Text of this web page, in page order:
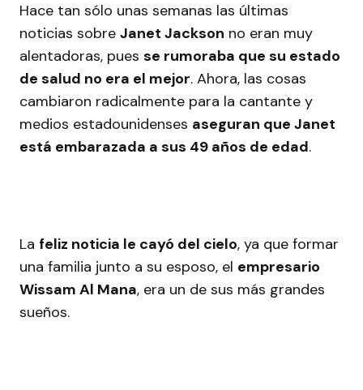
Hace tan sólo unas semanas las últimas
noticias sobre Janet Jackson no eran muy
alentadoras, pues se rumoraba que su estado
de salud no era el mejor. Ahora, las cosas
cambiaron radicalmente para la cantante y
medios estadounidenses aseguran que Janet
está embarazada a sus 49 años de edad.
La feliz noticia le cayó del cielo, ya que formar
una familia junto a su esposo, el empresario
Wissam Al Mana, era un de sus más grandes
sueños.